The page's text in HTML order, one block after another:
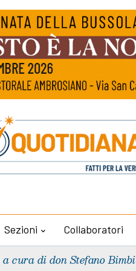
Sezioni Collaboratori
a cura di don Stefano Bimbi